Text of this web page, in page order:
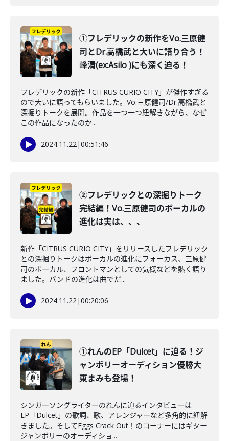
①フレデリックの新作をVo.三原健
司とDr.高橋武と大いに語り合う！
峰清(ex:Asilo )にも深く迫る！
フレデリックの新作「CITRUS CURIO CITY」が傑作すぎる
ので大いに語ってもらいました。Vo.三原健司/Dr.高橋武と
深掘りトークを展開。作品を一つ一つ紐解きながら、なぜ
この作品になったのか...
2024.11.22|00:51:46
②フレデリックとの深掘りトーク
完結編！Vo.三原健司のボーカルの
進化は実は、、、
新作「CITRUS CURIO CITY」をリリースしたフレデリック
との深掘りトークはボーカルの進化にフォーカス、三原健
司のボーカル、フロントマンとしての気概などを熱く語り
ました。バンドの進化は曲でだ...
2024.11.22|00:20:06
①れんのEP「Dulcet」に迫る！ジ
ャンボリーオーディション優勝大
東まみも登場！
シンガーソングライターのれんに迫るインタビューは
EP「Dulcet」の歌詞、歌、アレンジャーなど多角的に紐解
きました。そしてEggs Crack Out！のコーナーにはギター
ジャンボリーのオーディショ...